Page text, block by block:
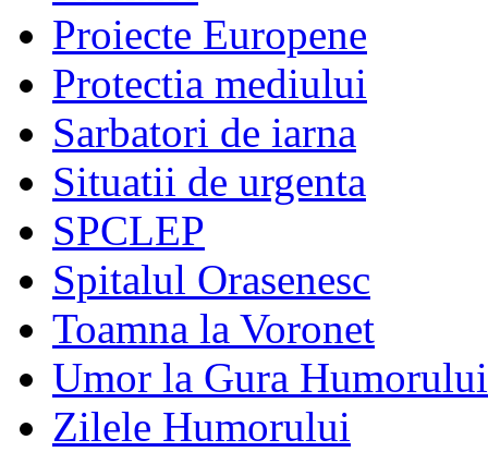
Proiecte Europene
Protectia mediului
Sarbatori de iarna
Situatii de urgenta
SPCLEP
Spitalul Orasenesc
Toamna la Voronet
Umor la Gura Humorului
Zilele Humorului